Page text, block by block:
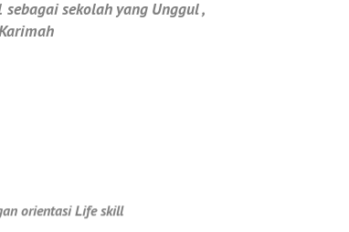
sebagai sekolah yang Unggul ,
orientasi Life skill